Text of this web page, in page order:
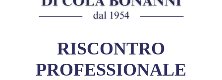
RISCONTRO
PROFESSIONALE